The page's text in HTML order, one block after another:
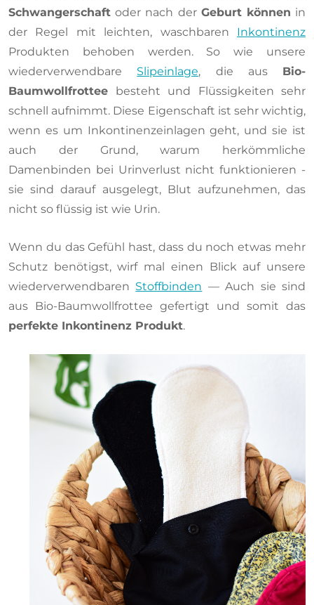
Schwangerschaft oder nach der Geburt können in
der Regel mit leichten, waschbaren Inkontinenz
Produkten behoben werden. So wie unsere
wiederverwendbare Slipeinlage, die aus Bio-
Baumwollfrottee besteht und Flüssigkeiten sehr
schnell aufnimmt. Diese Eigenschaft ist sehr wichtig,
wenn es um Inkontinenzeinlagen geht, und sie ist
auch der Grund, warum herkömmliche
Damenbinden bei Urinverlust nicht funktionieren -
sie sind darauf ausgelegt, Blut aufzunehmen, das
nicht so flüssig ist wie Urin.
Wenn du das Gefühl hast, dass du noch etwas mehr
Schutz benötigst, wirf mal einen Blick auf unsere
wiederverwendbaren Stoffbinden — Auch sie sind
aus Bio-Baumwollfrottee gefertigt und somit das
perfekte Inkontinenz Produkt.